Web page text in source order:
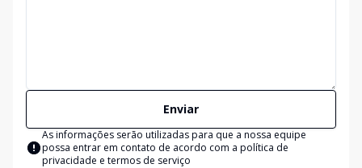
Enviar
As informações serão utilizadas para que a nossa equipe
possa entrar em contato de acordo com a política de
privacidade e termos de serviço